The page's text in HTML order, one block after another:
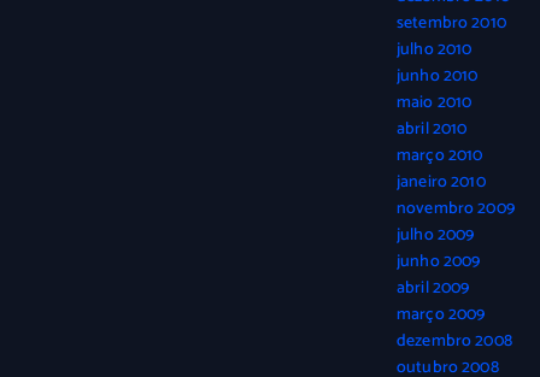
setembro 2010
julho 2010
junho 2010
maio 2010
abril 2010
março 2010
janeiro 2010
novembro 2009
julho 2009
junho 2009
abril 2009
março 2009
dezembro 2008
outubro 2008